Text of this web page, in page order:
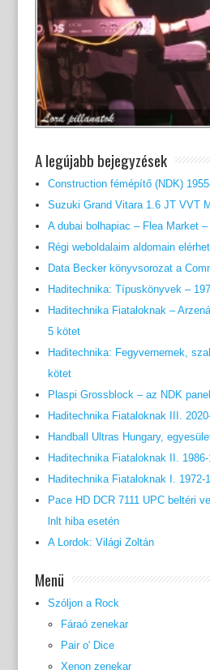
A legújabb bejegyzések
Construction fémépítő (NDK)
Suzuki Grand Vitara 1.6 JT VVT
A dubai bolhapiac – Flea Market –
Régi weboldalaim aldomain
Data Becker könyvsorozat a
Haditechnika: Típuskönyvek –
Haditechnika Fiataloknak –
5 kötet
Haditechnika: Fegyvernemek,
kötet
Plaspi Grossblock – az NDK
Haditechnika Fiataloknak III.
Handball Ultras Hungary,
Haditechnika Fiataloknak II.
Haditechnika Fiataloknak I. 1972-
Pace HD DCR 7111 UPC beltéri
lnlt hiba esetén
A Lordok: Világi Zoltán
Menü
Szóljon a Rock
Fáraó zenekar
Pair o' Dice
Xenon zenekar